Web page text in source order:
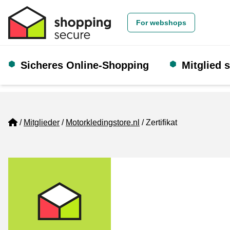
For webshops
Sicheres Online-Shopping Mitglied
Home
Mitglieder Motorkledingstore.nl Zertifikat